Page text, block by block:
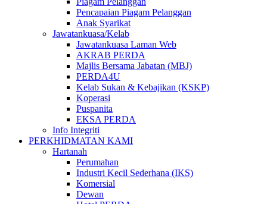
Pencapaian Piagam Pelanggan
Anak Syarikat
Jawatankuasa/Kelab
Jawatankuasa Laman Web
AKRAB PERDA
Majlis Bersama Jabatan (MBJ)
PERDA4U
Kelab Sukan & Kebajikan (KSKP)
Koperasi
Puspanita
EKSA PERDA
Info Integriti
PERKHIDMATAN KAMI
Hartanah
Perumahan
Industri Kecil Sederhana (IKS)
Komersial
Dewan